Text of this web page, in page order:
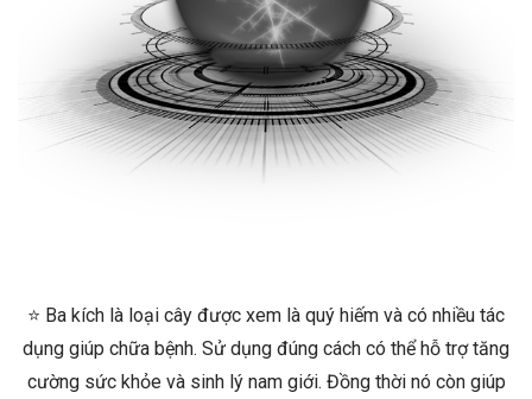
⭐ Ba kích là loại cây được xem là quý hiếm và có nhiều tác
dụng giúp chữa bệnh. Sử dụng đúng cách có thể hỗ trợ tăng
cường sức khỏe và sinh lý nam giới. Đồng thời nó còn giúp